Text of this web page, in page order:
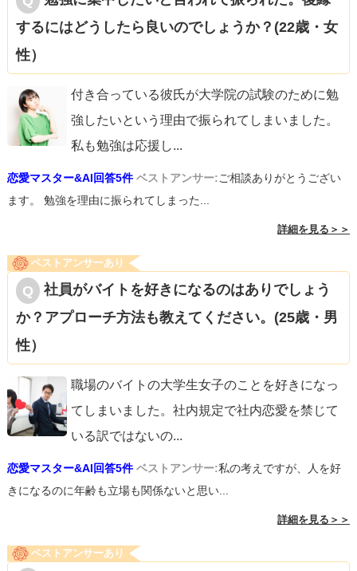
するにはどうしたら良いのでしょうか？(22歳・女
性）
付き合っている彼氏が大学院の試験のために勉
強したいという理由で振られてしまいました。
私も勉強は応援し...
恋愛マスター&AI回答5件 ベストアンサー:ご相談ありがとうござい
ます。 勉強を理由に振られてしまった...
詳細を見る＞＞
ベストアンサーあり
社員がバイトを好きになるのはありでしょう
か？アプローチ方法も教えてください。(25歳・男
性）
職場のバイトの大学生女子のことを好きになっ
てしまいました。社内規定で社内恋愛を禁じて
いる訳ではないの...
恋愛マスター&AI回答5件 ベストアンサー:私の考えですが、人を好
きになるのに年齢も立場も関係ないと思い...
詳細を見る＞＞
ベストアンサーあり